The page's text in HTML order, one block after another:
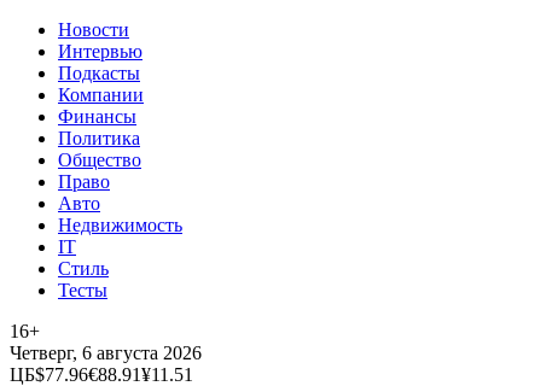
Новости
Интервью
Подкасты
Компании
Финансы
Политика
Общество
Право
Авто
Недвижимость
IT
Стиль
Тесты
16+
Четверг, 6 августа 2026
ЦБ$77.96€88.91¥11.51